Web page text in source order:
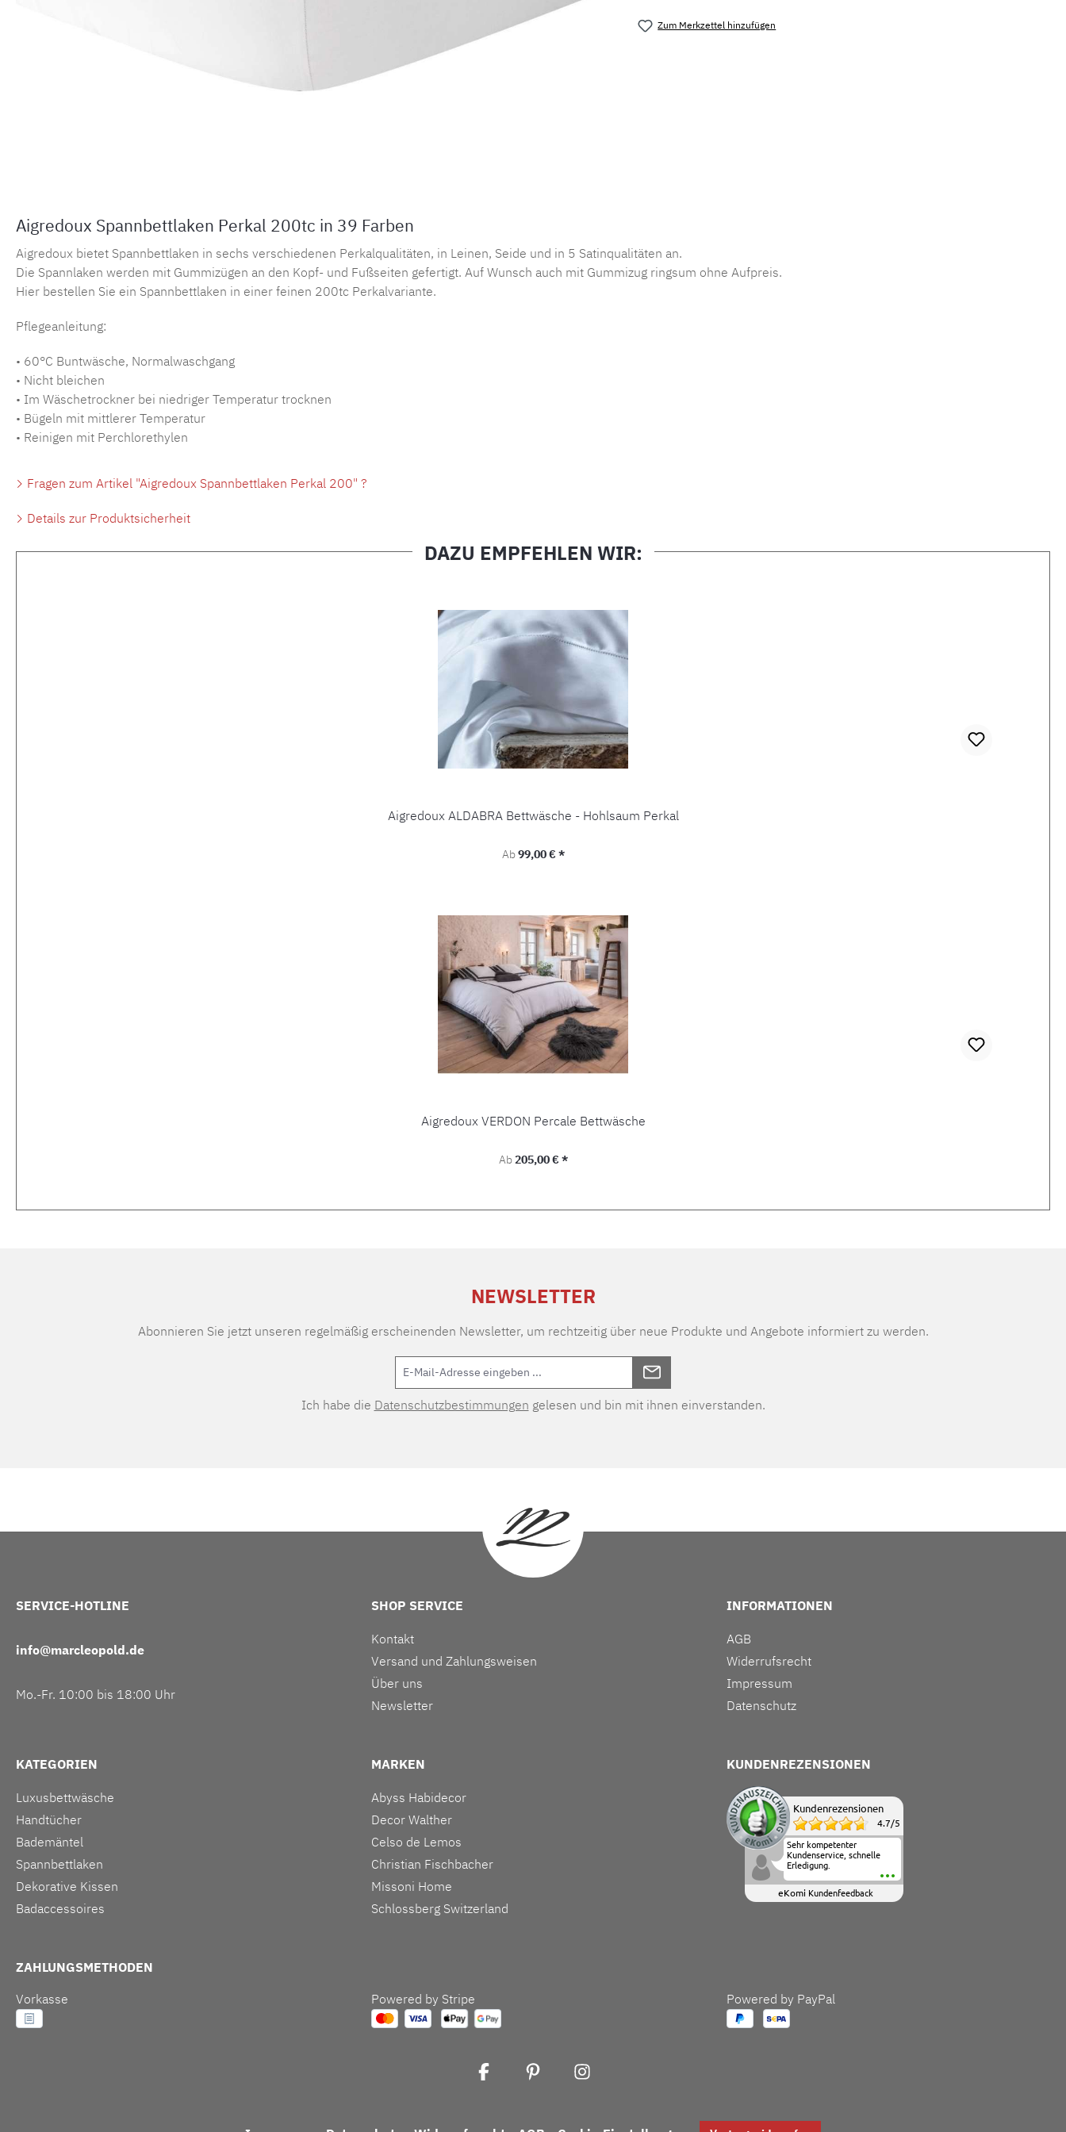
Zum Merkzettel hinzufügen
Aigredoux Spannbettlaken Perkal 200tc in 39 Farben
Aigredoux bietet Spannbettlaken in sechs verschiedenen Perkalqualitäten, in Leinen, Seide und in 5 Satinqualitäten an.
Die Spannlaken werden mit Gummizügen an den Kopf- und Fußseiten gefertigt. Auf Wunsch auch mit Gummizug ringsum ohne Aufpreis.
Hier bestellen Sie ein Spannbettlaken in einer feinen 200tc Perkalvariante.
Pflegeanleitung:
• 60°C Buntwäsche, Normalwaschgang
• Nicht bleichen
• Im Wäschetrockner bei niedriger Temperatur trocknen
• Bügeln mit mittlerer Temperatur
• Reinigen mit Perchlorethylen
Fragen zum Artikel "Aigredoux Spannbettlaken Perkal 200" ?
Details zur Produktsicherheit
DAZU EMPFEHLEN WIR:
Aigredoux ALDABRA Bettwäsche - Hohlsaum Perkal
Regulärer Preis:
Ab99,00 € *
Aigredoux VERDON Percale Bettwäsche
Regulärer Preis:
Ab205,00 € *
NEWSLETTER
Abonnieren Sie jetzt unseren regelmäßig erscheinenden Newsletter, um rechtzeitig über neue Produkte und Angebote informiert zu werden.
Ich habe die Datenschutzbestimmungen gelesen und bin mit ihnen einverstanden.
SERVICE-HOTLINE
info@marcleopold.de
Mo.-Fr. 10:00 bis 18:00 Uhr
SHOP SERVICE
Kontakt
Versand und Zahlungsweisen
Über uns
Newsletter
INFORMATIONEN
AGB
Widerrufsrecht
Impressum
Datenschutz
KATEGORIEN
Luxusbettwäsche
Handtücher
Bademäntel
Spannbettlaken
Dekorative Kissen
Badaccessoires
MARKEN
Abyss Habidecor
Decor Walther
Celso de Lemos
Christian Fischbacher
Missoni Home
Schlossberg Switzerland
KUNDENREZENSIONEN
Kundenrezensionen
4.7/5
Sehr kompetenter
Kundenservice, schnelle
Erledigung.
eKomi Kundenfeedback
ZAHLUNGSMETHODEN
Vorkasse
Powered by Stripe Powered by PayPal